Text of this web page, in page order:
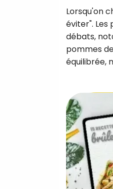
Lorsqu'on
éviter".
débats,
pommes
équilibrée,